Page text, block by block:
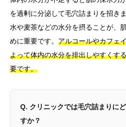
を過剰に分泌して毛穴詰まりを招き
水や麦茶などの水分を摂ることが、
めに重要です。 アルコールやカフェ
よって体内の水分を排出しやすくす
要です。
Q. クリニックでは毛穴詰まりに
すか？